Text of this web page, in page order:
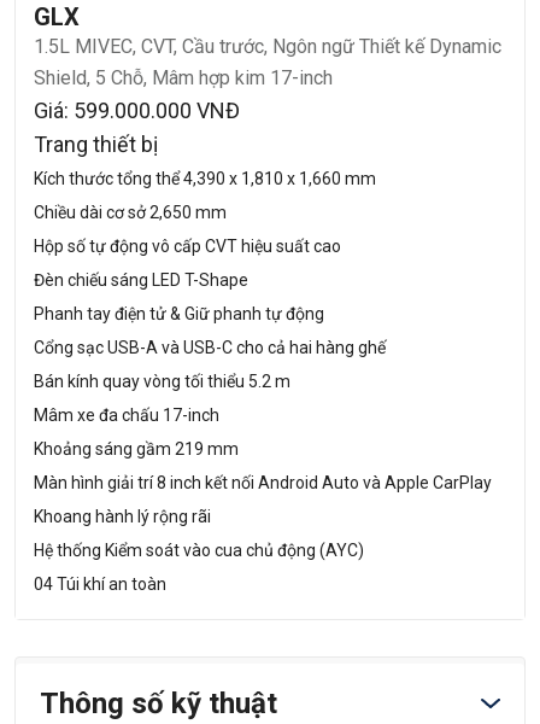
GLX
1.5L MIVEC, CVT, Cầu trước, Ngôn ngữ Thiết kế Dynamic
Shield, 5 Chỗ, Mâm hợp kim 17-inch
Giá: 599.000.000 VNĐ
Trang thiết bị
Kích thước tổng thể 4,390 x 1,810 x 1,660 mm
Chiều dài cơ sở 2,650 mm
Hộp số tự động vô cấp CVT hiệu suất cao
Đèn chiếu sáng LED T-Shape
Phanh tay điện tử & Giữ phanh tự động
Cổng sạc USB-A và USB-C cho cả hai hàng ghế
Bán kính quay vòng tối thiểu 5.2 m
Mâm xe đa chấu 17-inch
Khoảng sáng gầm 219 mm
Màn hình giải trí 8 inch kết nối Android Auto và Apple CarPlay
Khoang hành lý rộng rãi​
Hệ thống Kiểm soát vào cua chủ động (AYC)
04 Túi khí an toàn
Thông số kỹ thuật